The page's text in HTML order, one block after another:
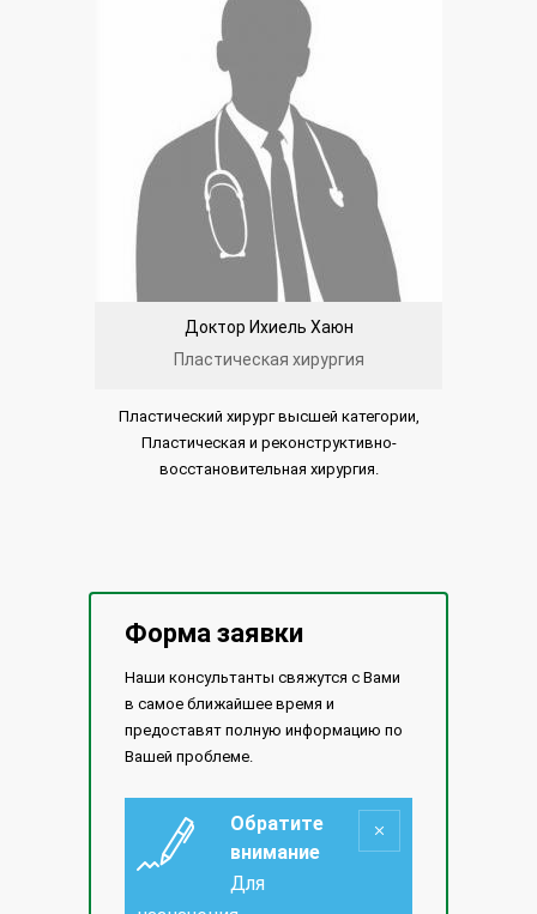
Доктор Ихиель Хаюн
Пластическая хирургия
Пластический хирург высшей категории,
Пластическая и реконструктивно-
восстановительная хирургия.
Форма заявки
Наши консультанты свяжутся с Вами
в самое ближайшее время и
предоставят полную информацию по
Вашей проблеме.
Обратите
внимание
Для